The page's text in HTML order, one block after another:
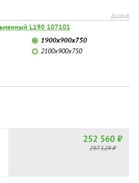
ДхШхВ
L190 107101
1900x900x750
2100x900x750
252 560 ₽
297 129 ₽